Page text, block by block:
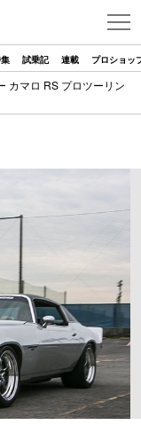
試乗記 連載 プロショッ
カマロ RS プロツーリン